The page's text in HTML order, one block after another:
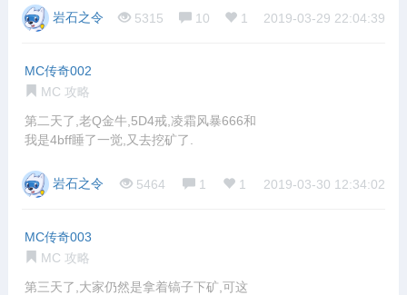
岩石之令 5315 10 1 2019-03-29 22:04:39
MC传奇002
MC 攻略
第二天了,老Q金牛,5D4戒,凌霜风暴666和
我是4bff睡了一觉,又去挖矿了.
岩石之令 5464 1 1 2019-03-30 12:34:02
MC传奇003
MC 攻略
第三天了,大家仍然是拿着镐子下矿,可这